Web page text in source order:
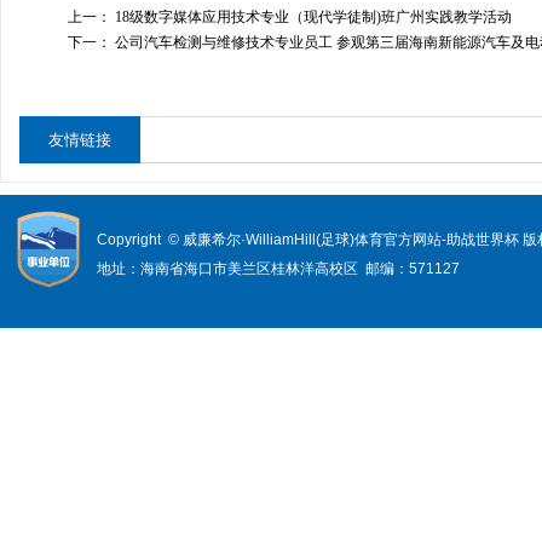
上一：
18级数字媒体应用技术专业（现代学徒制)班广州实践教学活动
下一： 公司汽车检测与维修技术专业员工 参观第三届海南新能源汽车及
友情链接
Copyright © 威廉希尔·WilliamHill(足球)体育官方网站-助战世界杯
地址：海南省海口市美兰区桂林洋高校区 邮编：571127